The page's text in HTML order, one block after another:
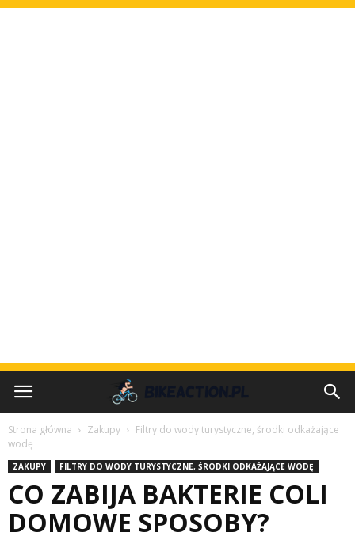
Strona główna Zakupy
Filtry do wody turystyczne, środki odkażające
wodę
ZAKUPY FILTRY DO WODY TURYSTYCZNE, ŚRODKI ODKAŻAJĄCE WODĘ
CO ZABIJA BAKTERIE COLI
DOMOWE SPOSOBY?